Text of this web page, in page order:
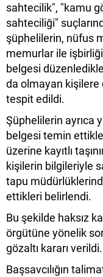
sahtecilik", "kamu
sahteciliği"
şüphelilerin, nüfus
memurlar ile
belgesi
da olmayan
tespit edildi.
Şüphelilerin ayrıca
belgesi temin
üzerine kayıtlı
kişilerin bilgileriyle
tapu
ettikleri belirlendi.
Bu şekilde haksız
örgütüne yönelik
gözaltı kararı verildi.
Başsavcılığın